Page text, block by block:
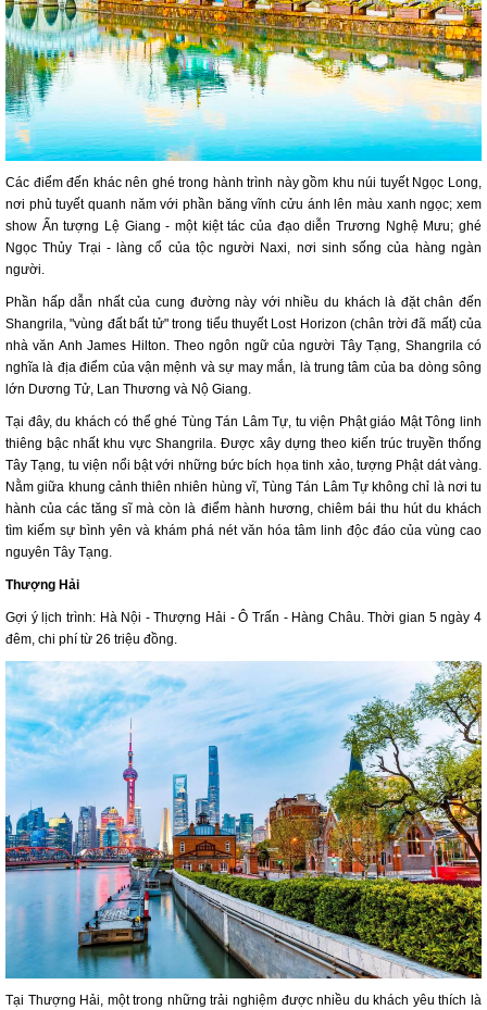
Các điểm đến khác nên ghé trong hành trình này gồm khu núi tuyết Ngọc Long,
nơi phủ tuyết quanh năm với phần băng vĩnh cửu ánh lên màu xanh ngọc; xem
show Ấn tượng Lệ Giang - một kiệt tác của đạo diễn Trương Nghệ Mưu; ghé
Ngọc Thủy Trại - làng cổ của tộc người Naxi, nơi sinh sống của hàng ngàn
người.
Phần hấp dẫn nhất của cung đường này với nhiều du khách là đặt chân đến
Shangrila, "vùng đất bất tử" trong tiểu thuyết Lost Horizon (chân trời đã mất) của
nhà văn Anh James Hilton. Theo ngôn ngữ của người Tây Tạng, Shangrila có
nghĩa là địa điểm của vận mệnh và sự may mắn, là trung tâm của ba dòng sông
lớn Dương Tử, Lan Thương và Nộ Giang.
Tại đây, du khách có thể ghé Tùng Tán Lâm Tự, tu viện Phật giáo Mật Tông linh
thiêng bậc nhất khu vực Shangrila. Được xây dựng theo kiến trúc truyền thống
Tây Tạng, tu viện nổi bật với những bức bích họa tinh xảo, tượng Phật dát vàng.
Nằm giữa khung cảnh thiên nhiên hùng vĩ, Tùng Tán Lâm Tự không chỉ là nơi tu
hành của các tăng sĩ mà còn là điểm hành hương, chiêm bái thu hút du khách
tìm kiếm sự bình yên và khám phá nét văn hóa tâm linh độc đáo của vùng cao
nguyên Tây Tạng.
Thượng Hải
Gợi ý lịch trình: Hà Nội - Thượng Hải - Ô Trấn - Hàng Châu. Thời gian 5 ngày 4
đêm, chi phí từ 26 triệu đồng.
Tại Thượng Hải, một trong những trải nghiệm được nhiều du khách yêu thích là